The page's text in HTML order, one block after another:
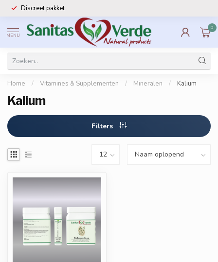
Discreet pakket
MENU
0
Home / Vitamines & Supplementen / Mineralen / Kalium
Kalium
Filters